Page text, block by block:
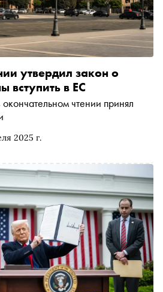
2025 г.
утвердил закон о
вступить в ЕС
чтении принял